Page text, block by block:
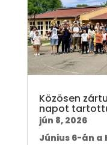
Közösen
napot
jún 8, 2026
Június 6-án